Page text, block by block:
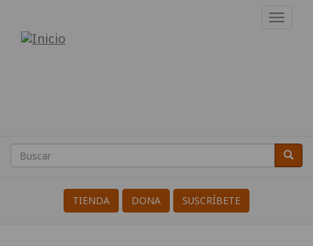
contenido
Internacional
a
la
Guerra
Search
Buscar
TIENDA DONA SUSCRÍBETE